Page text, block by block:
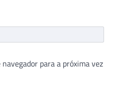
para a próxima vez